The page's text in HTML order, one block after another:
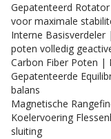
Gepatenteerd
voor maximale
Interne Basisverdeler
poten volledig
Carbon Fiber Poten |
Gepatenteerde
balans
Magnetische
Koelervoering
sluiting